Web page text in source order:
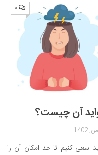
۰
آن چیست؟
سعی کنیم تا حد امکان آن را